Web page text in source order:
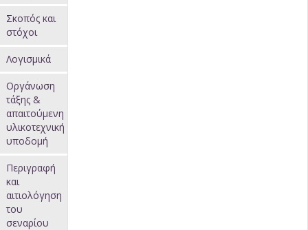
Σκοπός και
στόχοι
Λογισμικά
Οργάνωση
τάξης &
απαιτούμενη
υλικοτεχνική
υποδομή
Περιγραφή
και
αιτιολόγηση
του
σεναρίου